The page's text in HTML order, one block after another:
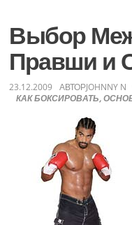
Выбор
Правши и
23.12.2009 АВТОРJOHNNY N
КАК БОКСИРОВАТЬ,